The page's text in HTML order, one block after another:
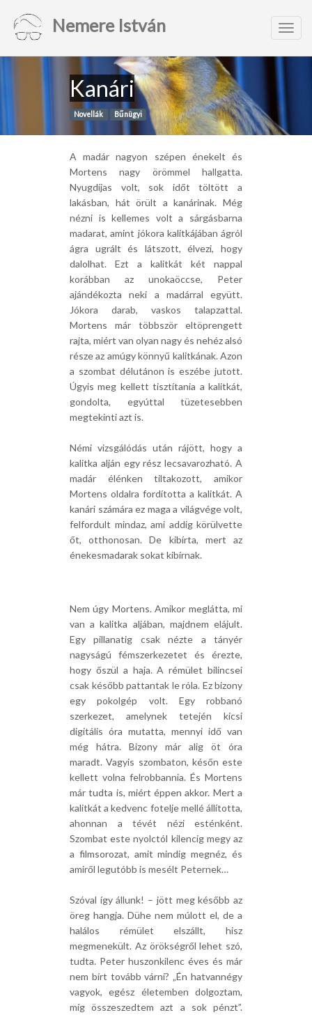
Nemere István
Kanári
Novellák Bűnügyi
A madár nagyon szépen énekelt és
Mortens nagy örömmel hallgatta.
Nyugdíjas volt, sok időt töltött a
lakásban, hát örült a kanárinak. Még
nézni is kellemes volt a sárgásbarna
madarat, amint jókora kalitkájában ágról
ágra ugrált és látszott, élvezi, hogy
dalolhat. Ezt a kalitkát két nappal
korábban az unokaöccse, Peter
ajándékozta neki a madárral együtt.
Jókora darab, vaskos talapzattal.
Mortens már többször eltöprengett
rajta, miért van olyan nagy és nehéz alsó
része az amúgy könnyű kalitkának. Azon
a szombat délutánon is eszébe jutott.
Úgyis meg kellett tisztítania a kalitkát,
gondolta, egyúttal tüzetesebben
megtekinti azt is.
Némi vizsgálódás után rájött, hogy a
kalitka alján egy rész lecsavarozható. A
madár élénken tiltakozott, amikor
Mortens oldalra fordította a kalitkát. A
kanári számára ez maga a világvége volt,
felfordult mindaz, ami addig körülvette
őt, otthonosan. De kibírta, mert az
énekesmadarak sokat kibírnak.
Nem úgy Mortens. Amikor meglátta, mi
van a kalitka aljában, majdnem elájult.
Egy pillanatig csak nézte a tányér
nagyságú fémszerkezetet és érezte,
hogy őszül a haja. A rémület bilincsei
csak később pattantak le róla. Ez bizony
egy pokolgép volt. Egy robbanó
szerkezet, amelynek tetején kicsi
digitális óra mutatta, mennyi idő van
még hátra. Bizony már alig öt óra
maradt. Vagyis szombaton, későn este
kellett volna felrobbannia. És Mortens
már tudta is, miért éppen akkor. Mert a
kalitkát a kedvenc fotelje mellé állította,
ahonnan a tévét nézi esténként.
Szombat este nyolctól kilencig megy az
a filmsorozat, amit mindig megnéz, és
amiről legutóbb is mesélt Peternek…
Szóval így állunk! – jött meg később az
öreg hangja. Dühe nem múlott el, de a
halálos rémület elszállt, hisz
megmenekült. Az örökségről lehet szó,
tudta. Peter huszonkilenc éves és már
nem bírt tovább várni? „Én hatvannégy
vagyok, egész életemben dolgoztam,
míg összeszedtem azt a sok pénzt”.